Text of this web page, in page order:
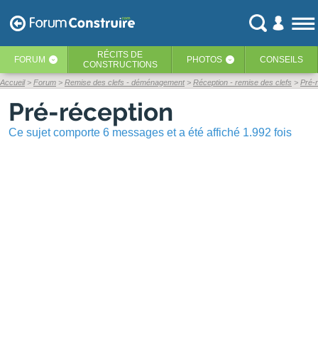
FORUM ‹ RÉCITS DE
CONSTRUCTIONS
PHOTOS ‹ CONSEILS
Accueil Forum Remise des clefs - déménagement Réception - remise des clefs Pré-
Pré-réception
Ce sujet comporte 6 messages et a été affiché 1.992 fois